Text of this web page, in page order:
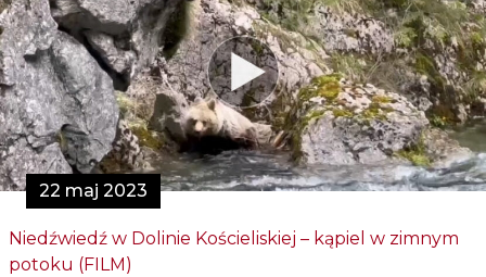
22 maj 2023
Niedźwiedź w Dolinie Kościeliskiej – kąpiel w zimnym
potoku (FILM)